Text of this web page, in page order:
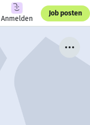
Anmelden
Job posten